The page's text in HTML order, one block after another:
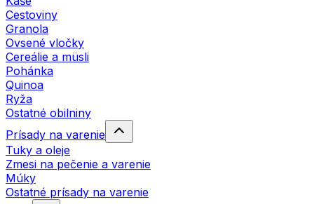
Cestoviny
Granola
Ovsené vločky
Cereálie a müsli
Pohánka
Quinoa
Ryža
Ostatné obilniny
Prísady na varenie
Tuky a oleje
Zmesi na pečenie a varenie
Múky
Ostatné prísady na varenie